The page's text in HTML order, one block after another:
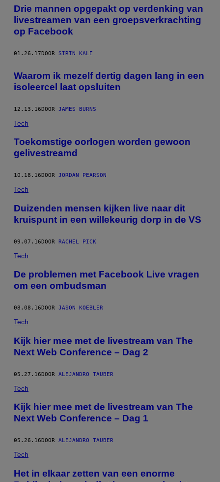
Drie mannen opgepakt op verdenking van
livestreamen van een groepsverkrachting
op Facebook
01.26.17DOOR SIRIN KALE
Waarom ik mezelf dertig dagen lang in een
isoleercel laat opsluiten
12.13.16DOOR JAMES BURNS
Tech
Toekomstige oorlogen worden gewoon
gelivestreamd
10.18.16 DOOR JORDAN PEARSON
Tech
Duizenden mensen kijken live naar dit
kruispunt in een willekeurig dorp in de VS
09.07.16DOOR RACHEL PICK
Tech
De problemen met Facebook Live vragen
om een ombudsman
08.08.16 DOOR JASON KOEBLER
Tech
Kijk hier mee met de livestream van The
Next Web Conference – Dag 2
05.27.16DOOR ALEJANDRO TAUBER
Tech
Kijk hier mee met de livestream van The
Next Web Conference – Dag 1
05.26.16 DOOR ALEJANDRO TAUBER
Tech
Het in elkaar zetten van een enorme